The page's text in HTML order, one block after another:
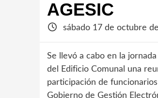
AGESIC
sábado 17 de octubre
Se llevó a cabo en la
del Edificio Comunal una
participación de
Gobierno de Gestión